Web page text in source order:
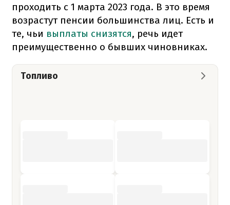
проходить с 1 марта 2023 года. В это время
возрастут пенсии большинства лиц. Есть и
те, чьи выплаты снизятся, речь идет
преимущественно о бывших чиновниках.
Топливо